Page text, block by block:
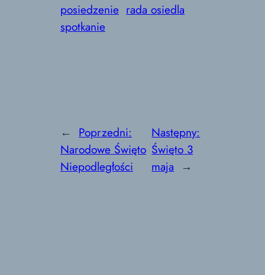
posiedzenie rada osiedla
spotkanie
←
Poprzedni:
Narodowe Święto
Niepodległości
Następny:
Święto 3
maja
→